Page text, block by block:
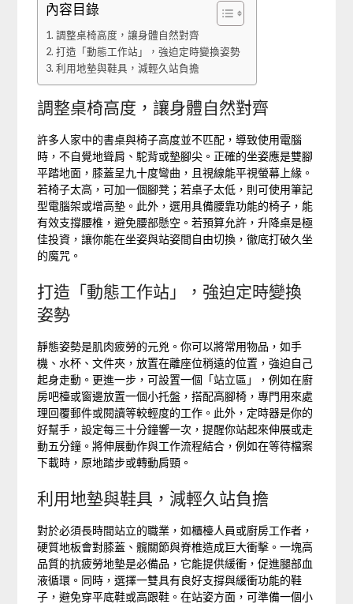
內容目錄
調整桌椅高度，讓身體自然對齊
打造「動態工作站」，強迫定時變換姿勢
利用地墊與鞋具，減輕久站負擔
調整桌椅高度，讓身體自然對齊
許多人家中的書桌與椅子高度並不匹配，導致使用電腦
時，不自覺地聳肩、駝背或墊腳尖。正確的坐姿應是雙腳
平踏地面，膝蓋呈九十度彎曲，且視線能平視螢幕上緣。
若椅子太高，可加一個腳凳；若桌子太低，則可使用筆記
型電腦架或增高墊。此外，選用具備腰靠功能的椅子，能
有效支撐腰椎，避免腰部懸空。若預算允許，升降桌是極
佳投資，讓你能在坐姿與站姿間自由切換，徹底打破久坐
的魔咒。
打造「動態工作站」，強迫定時變換
姿勢
靜態姿勢是肌肉疲勞的元兇。你可以將常用物品，如手
機、水杯、文件夾，放置在離座位稍遠的位置，強迫自己
起身走動。更進一步，可設置一個「站立區」，例如在廚
房吧檯或窗邊放置一個小托盤，搭配高腳椅，專門用來處
理回覆郵件或閱讀等較輕度的工作。此外，定時器是你的
好幫手，設定每三十分鐘響一次，提醒你站起來伸展或走
動五分鐘。將伸展動作與工作流程結合，例如在等待檔案
下載時，原地踏步或轉動肩頸。
利用地墊與鞋具，減輕久站負擔
對於必須長時間站立的職業，如櫃檯人員或廚房工作者，
硬質地板會對膝蓋、髖關節與脊椎造成巨大衝擊。一塊高
品質的抗疲勞地墊是必備品，它能提供緩衝，促進腿部血
液循環。同時，選擇一雙具有良好支撐與緩衝功能的鞋
子，避免穿平底鞋或高跟鞋。在站姿方面，可準備一個小